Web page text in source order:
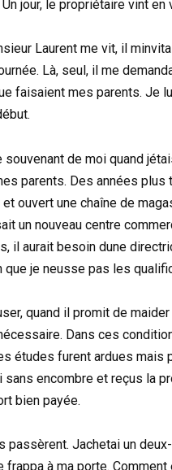
jour, le propriétaire vint en
Laurent me vit, il
Là, seul, il me
faisaient mes parents. Je
souvenant de moi quand
parents. Des années plus
ouvert une chaîne de
un nouveau centre
il aurait besoin dune
que je neusse pas les
quand il promit de
Dans ces
études furent ardues mais
sans encombre et reçus la
bien payée.
passèrent. Jachetai un
frappa à ma porte.